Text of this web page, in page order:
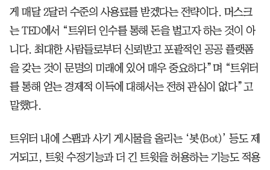
게 매달 2달러 수준의 사용료를 받겠다는 전략이다. 머스크
는 TED에서 “트위터 인수를 통해 돈을 벌고자 하는 것이 아
니다. 최대한 사람들로부터 신뢰받고 포괄적인 공공 플랫폼
을 갖는 것이 문명의 미래에 있어 매우 중요하다”며 “트위터
를 통해 얻는 경제적 이득에 대해서는 전혀 관심이 없다”고
말했다.
트위터 내에 스팸과 사기 게시물을 올리는 ‘봇(Bot)’ 등도 제
거되고, 트윗 수정기능과 더 긴 트윗을 허용하는 기능도 적용